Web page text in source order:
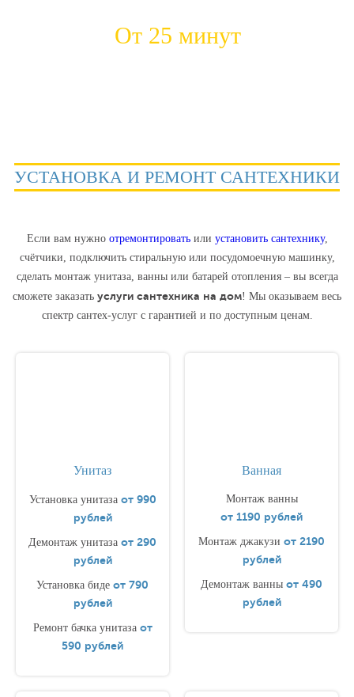
От 25 минут
УСТАНОВКА И РЕМОНТ САНТЕХНИКИ
Если вам нужно отремонтироватьили установить сантехнику,
счётчики, подключить стиральную или посудомоечную машинку,
сделать монтаж унитаза, ванны или батарей отопления – вы всегда
сможете заказать услуги сантехника на дом! Мы оказываем весь
спектр сантех-услуг c гарантией и по доступным ценам.
Унитаз
Установка унитаза от 990
рублей
Демонтаж унитаза от 290
рублей
Установка биде от 790
рублей
Ремонт бачка унитаза от
590 рублей
Ванная
Монтаж ванны
от 1190 рублей
Монтаж джакузи от 2190
рублей
Демонтаж ванны от 490
рублей